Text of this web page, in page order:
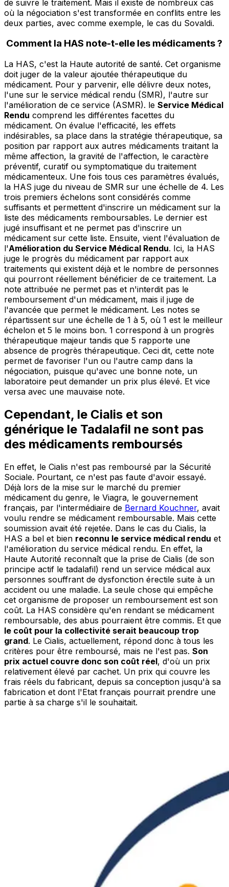
de suivre le traitement. Mais il existe de nombreux cas
où la négociation s'est transformée en conflits entre les
deux parties, avec comme exemple, le cas du Sovaldi.
Comment la HAS note-t-elle les médicaments ?
La HAS, c'est la Haute autorité de santé. Cet organisme
doit juger de la valeur ajoutée thérapeutique du
médicament. Pour y parvenir, elle délivre deux notes,
l'une sur le service médical rendu (SMR), l'autre sur
l'amélioration de ce service (ASMR). le Service Médical
Rendu comprend les différentes facettes du
médicament. On évalue l'efficacité, les effets
indésirables, sa place dans la stratégie thérapeutique, sa
position par rapport aux autres médicaments traitant la
même affection, la gravité de l'affection, le caractère
préventif, curatif ou symptomatique du traitement
médicamenteux. Une fois tous ces paramètres évalués,
la HAS juge du niveau de SMR sur une échelle de 4. Les
trois premiers échelons sont considérés comme
suffisants et permettent d'inscrire un médicament sur la
liste des médicaments remboursables. Le dernier est
jugé insuffisant et ne permet pas d'inscrire un
médicament sur cette liste. Ensuite, vient l'évaluation de
l'Amélioration du Service Médical Rendu. Ici, la HAS
juge le progrès du médicament par rapport aux
traitements qui existent déjà et le nombre de personnes
qui pourront réellement bénéficier de ce traitement. La
note attribuée ne permet pas et n'interdit pas le
remboursement d'un médicament, mais il juge de
l'avancée que permet le médicament. Les notes se
répartissent sur une échelle de 1 à 5, où 1 est le meilleur
échelon et 5 le moins bon. 1 correspond à un progrès
thérapeutique majeur tandis que 5 rapporte une
absence de progrès thérapeutique. Ceci dit, cette note
permet de favoriser l'un ou l'autre camp dans la
négociation, puisque qu'avec une bonne note, un
laboratoire peut demander un prix plus élevé. Et vice
versa avec une mauvaise note.
Cependant, le Cialis et son
générique le Tadalafil ne sont pas
des médicaments remboursés
En effet, le Cialis n'est pas remboursé par la Sécurité
Sociale. Pourtant, ce n'est pas faute d'avoir essayé.
Déjà lors de la mise sur le marché du premier
médicament du genre, le Viagra, le gouvernement
français, par l'intermédiaire de Bernard Kouchner, avait
voulu rendre se médicament remboursable. Mais cette
soumission avait été rejetée. Dans le cas du Cialis, la
HAS a bel et bien reconnu le service médical rendu et
l'amélioration du service médical rendu. En effet, la
Haute Autorité reconnaît que la prise de Cialis (de son
principe actif le tadalafil) rend un service médical aux
personnes souffrant de dysfonction érectile suite à un
accident ou une maladie. La seule chose qui empêche
cet organisme de proposer un remboursement est son
coût. La HAS considère qu'en rendant se médicament
remboursable, des abus pourraient être commis. Et que
le coût pour la collectivité serait beaucoup trop
grand. Le Cialis, actuellement, répond donc à tous les
critères pour être remboursé, mais ne l'est pas. Son
prix actuel couvre donc son coût réel, d'où un prix
relativement élevé par cachet. Un prix qui couvre les
frais réels du fabricant, depuis sa conception jusqu'à sa
fabrication et dont l'Etat français pourrait prendre une
partie à sa charge s'il le souhaitait.